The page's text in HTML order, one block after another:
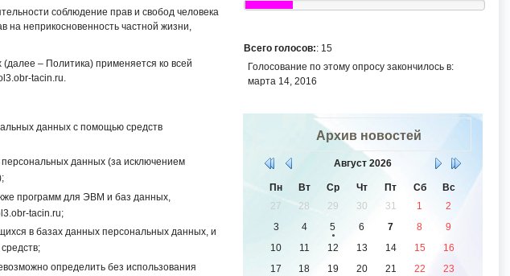
соблюдение прав и свобод человека
на неприкосновенность частной жизни,
– Политика) применяется ко всей
tacin.ru.
данных с помощью средств
данных (за исключением
программ для ЭВМ и баз данных,
tacin.ru;
в базах данных персональных данных, и
определить без использования
Всего голосов:: 15
Голосование по этому опросу закончилось в:
марта 14, 2016
Архив новостей
Август 2026
Пн Вт Ср Чт Пт Сб
Вс
27
28 29 30 31 1
2
3
4 5 6 7 8
9
10
11 12 13 14 15
16
17
18 19 20 21 22
23